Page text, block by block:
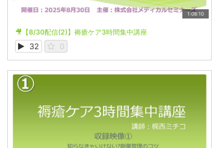
1:08:10
🎥【8/30配信(2)】褥瘡ケア3時間集中講座
32 0